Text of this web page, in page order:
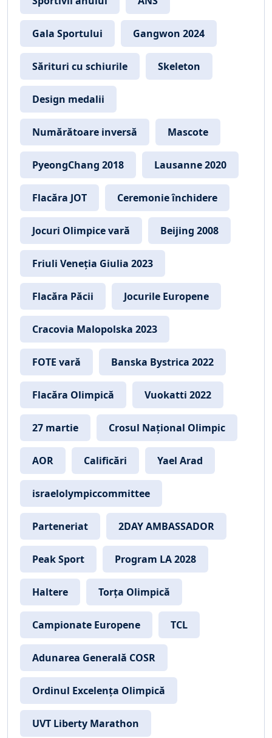
Gala Sportului Gangwon 2024
Sărituri cu schiurile Skeleton
Design medalii
Numărătoare inversă Mascote
PyeongChang 2018 Lausanne 2020
Flacăra JOT Ceremonie închidere
Jocuri Olimpice vară Beijing 2008
Friuli Veneția Giulia 2023
Flacăra Păcii Jocurile Europene
Cracovia Malopolska 2023
FOTE vară Banska Bystrica 2022
Flacăra Olimpică Vuokatti 2022
27 martie Crosul Național Olimpic
AOR Calificări Yael Arad
israelolympiccommittee
Parteneriat 2DAY AMBASSADOR
Peak Sport Program LA 2028
Haltere Torța Olimpică
Campionate Europene TCL
Adunarea Generală COSR
Ordinul Excelența Olimpică
UVT Liberty Marathon